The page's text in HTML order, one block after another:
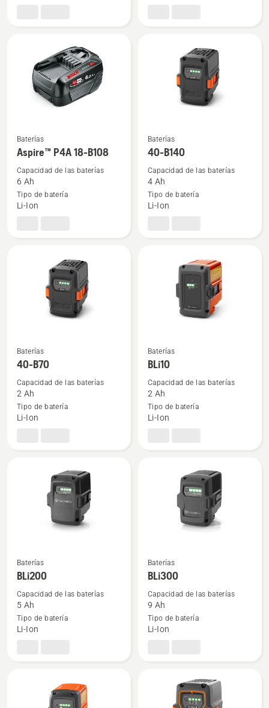
Ver
más
detalles
sobre
Aspire™
Baterías
Aspire™ P4A 18-B108
Capacidad de las baterías
6 Ah
Tipo de batería
Li-Ion
Ver
más
detalles
sobre
40-
Baterías
40-B140
Capacidad de las baterías
4 Ah
Tipo de batería
Li-Ion
Ver
más
detalles
sobre
40-
Baterías
40-B70
Capacidad de las baterías
2 Ah
Tipo de batería
Li-Ion
Ver
más
detalles
sobre
BLi10
Baterías
BLi10
Capacidad de las baterías
2 Ah
Tipo de batería
Li-Ion
Ver
más
detalles
sobre
BLi200
Baterías
BLi200
Capacidad de las baterías
5 Ah
Tipo de batería
Li-Ion
Ver
más
detalles
sobre
BLi300
Baterías
BLi300
Capacidad de las baterías
9 Ah
Tipo de batería
Li-Ion